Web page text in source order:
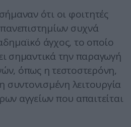
ότι οι φοιτητές
συχνά
άγχος, το οποίο
σημαντικά την παραγωγή
όπως η τεστοστερόνη,
συντονισμένη λειτουργία
αγγείων που απαιτείται